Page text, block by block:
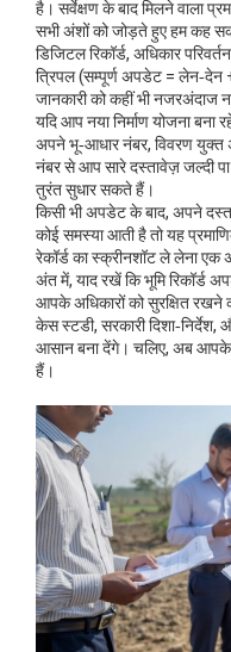
है। सर्वेक्षण के बाद मिलने वाला
सभी अंशों को जोड़ते हुए हम कह
डिजिटल रिकॉर्ड, अधिकार
त्रिपल (सम्पूर्ण अपडेट = लेन‑देन
जानकारी को कहीं भी नजरअंदाज
यदि आप नया निर्माण योजना
अपनेभू‑आधार नंबर, विवरण युक्त
नंबर से आप सारे दस्तावेज़ जल्दी
तुरंत सुधार सकते हैं।
किसी भी अपडेट के बाद, अपने
कोई समस्या आती है तो यह
रेकॉर्ड का स्क्रीनशॉट ले लेना एक
अंत में, याद रखें कि भूमि रिकॉर्ड
आपके अधिकारों को सुरक्षित रखने
केस स्टडी, सरकारी दिशा‑निर्देश,
आसान बना देंगे। चलिए, अब
हैं।